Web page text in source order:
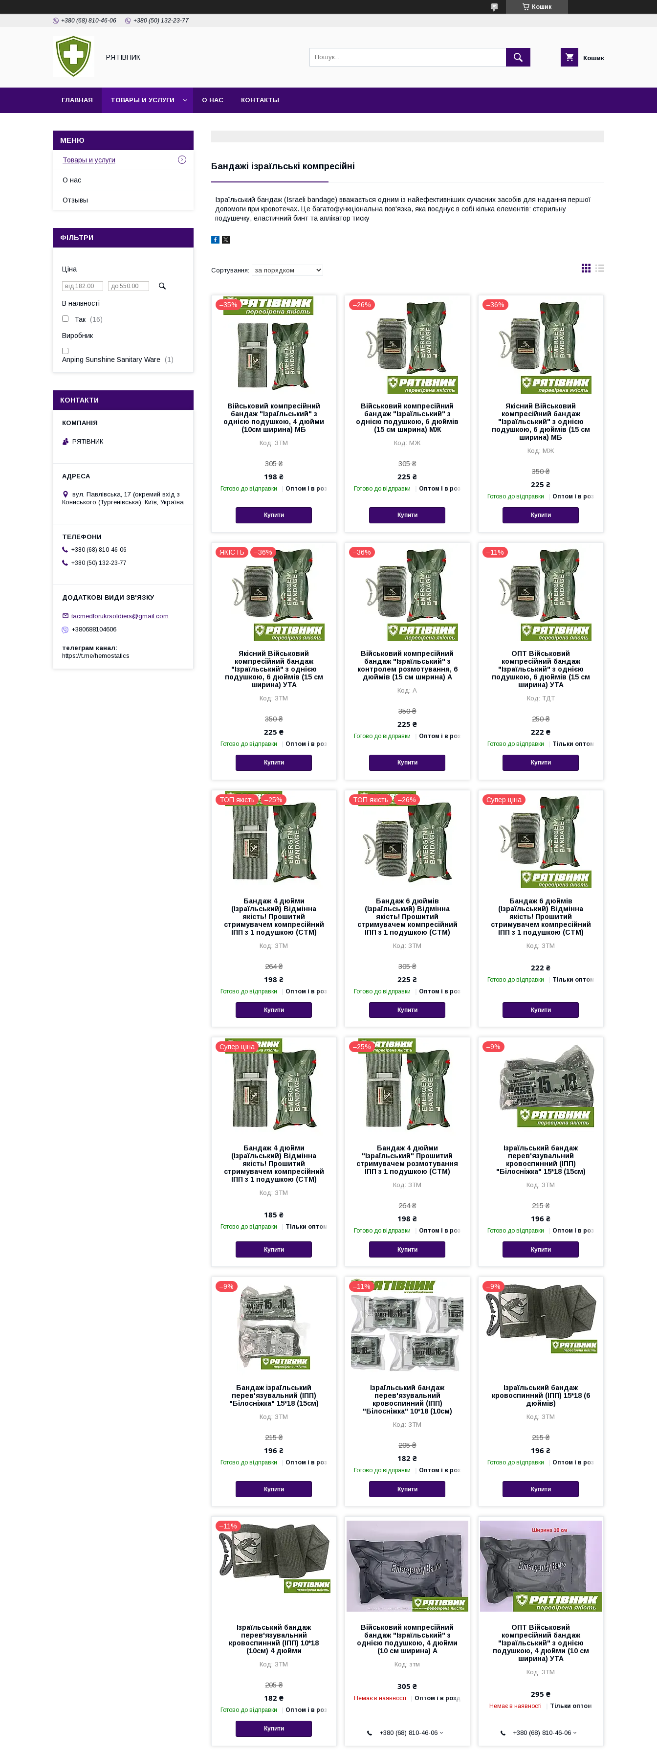
Кошик
+380 (68) 810-46-06 +380 (50) 132-23-77
РЯТІВНИК Кошик
ГЛАВНАЯ ТОВАРЫ И УСЛУГИ О НАС КОНТАКТЫ
Бандажі ізраїльські компресійні
Ізраїльський бандаж (Israeli bandage) вважається одним із найефективніших сучасних засобів для надання першої
допомоги при кровотечах. Це багатофункціональна пов'язка, яка поєднує в собі кілька елементів: стерильну
подушечку, еластичний бинт та аплікатор тиску
–35%
Військовий компресійний
бандаж "Ізраїльський" з
однією подушкою, 4 дюйми
(10см ширина) МБ
ЗТМ
305 ₴
198 ₴
Готово до відправки Оптом і в роздріб
Купити
–26%
Військовий компресійний
бандаж "Ізраїльський" з
однією подушкою, 6 дюймів
(15 см ширина) МЖ
МЖ
305 ₴
225 ₴
Готово до відправки Оптом і в роздріб
Купити
–36%
Якісний Військовий
компресійний бандаж
"Ізраїльський" з однією
подушкою, 6 дюймів (15 см
ширина) МБ
МЖ
350 ₴
225 ₴
Готово до відправки Оптом і в роздріб
Купити
ЯКІСТЬ –36%
Якісний Військовий
компресійний бандаж
"Ізраїльський" з однією
подушкою, 6 дюймів (15 см
ширина) УТА
ЗТМ
350 ₴
225 ₴
Готово до відправки Оптом і в роздріб
Купити
–36%
Військовий компресійний
бандаж "Ізраїльський" з
контролем розмотування, 6
дюймів (15 см ширина) А
А
350 ₴
225 ₴
Готово до відправки Оптом і в роздріб
Купити
–11%
ОПТ Військовий
компресійний бандаж
"Ізраїльський" з однією
подушкою, 6 дюймів (15 см
ширина) УТА
ТДТ
250 ₴
222 ₴
Готово до відправки Тільки оптом
Купити
ТОП якість –25%
Бандаж 4 дюйми
(Ізраїльський) Відмінна
якість! Прошитий
стримувачем компресійний
ІПП з 1 подушкою (СТМ)
ЗТМ
264 ₴
198 ₴
Готово до відправки Оптом і в роздріб
Купити
ТОП якість –26%
Бандаж 6 дюймів
(Ізраїльський) Відмінна
якість! Прошитий
стримувачем компресійний
ІПП з 1 подушкою (СТМ)
ЗТМ
305 ₴
225 ₴
Готово до відправки Оптом і в роздріб
Купити
Супер ціна
Бандаж 6 дюймів
(Ізраїльський) Відмінна
якість! Прошитий
стримувачем компресійний
ІПП з 1 подушкою (СТМ)
ЗТМ
222 ₴
Готово до відправки Тільки оптом
Купити
Супер ціна
Бандаж 4 дюйми
(Ізраїльський) Відмінна
якість! Прошитий
стримувачем компресійний
ІПП з 1 подушкою (СТМ)
ЗТМ
185 ₴
Готово до відправки Тільки оптом
Купити
–25%
Бандаж 4 дюйми
"Ізраїльський" Прошитий
стримувачем розмотування
ІПП з 1 подушкою (СТМ)
ЗТМ
264 ₴
198 ₴
Готово до відправки Оптом і в роздріб
Купити
–9%
Ізраїльський бандаж
перев'язувальний
кровоспинний (ІПП)
"Білосніжка" 15*18 (15см)
ЗТМ
215 ₴
196 ₴
Готово до відправки Оптом і в роздріб
Купити
–9%
Бандаж ізраїльський
перев'язувальний (ІПП)
"Білосніжка" 15*18 (15см)
ЗТМ
215 ₴
196 ₴
Готово до відправки Оптом і в роздріб
Купити
–11%
Ізраїльський бандаж
перев'язувальний
кровоспинний (ІПП)
"Білосніжка" 10*18 (10см)
ЗТМ
205 ₴
182 ₴
Готово до відправки Оптом і в роздріб
Купити
–9%
Ізраїльський бандаж
кровоспинний (ІПП) 15*18 (6
дюймів)
ЗТМ
215 ₴
196 ₴
Готово до відправки Оптом і в роздріб
Купити
–11%
Ізраїльський бандаж
перев'язувальний
кровоспинний (ІПП) 10*18
(10см) 4 дюйми
ЗТМ
205 ₴
182 ₴
Готово до відправки Оптом і в роздріб
Купити
Військовий компресійний
бандаж "Ізраїльський" з
однією подушкою, 4 дюйми
(10 см ширина) А
зтм
305 ₴
Немає в наявності Оптом і в роздріб
+380 (68) 810-46-06
ОПТ Військовий
компресійний бандаж
"Ізраїльський" з однією
подушкою, 4 дюйми (10 см
ширина) УТА
ЗТМ
295 ₴
Немає в наявності Тільки оптом
+380 (68) 810-46-06
Товары и услуги
О нас
Отзывы
ФІЛЬТРИ
Ціна
В наявності
Так 16
Виробник
Anping Sunshine Sanitary Ware 1
КОНТАКТИ
РЯТІВНИК
вул. Павлівська, 17 (окремий вхід з
Кониського (Тургенівська), Київ, Україна
+380 (68) 810-46-06
+380 (50) 132-23-77
tacmedforukrsoldiers@gmail.com
+380688104606
телеграм канал
https://t.me/hemostatics